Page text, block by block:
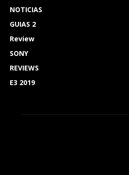
NOTICIAS
GUIAS 2
Review
SONY
REVIEWS
E3 2019